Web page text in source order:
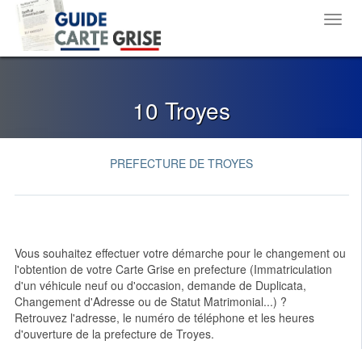
10 Troyes
PREFECTURE DE TROYES
Vous souhaitez effectuer votre démarche pour le changement ou
l'obtention de votre Carte Grise en prefecture (Immatriculation
d'un véhicule neuf ou d'occasion, demande de Duplicata,
Changement d'Adresse ou de Statut Matrimonial...) ?
Retrouvez l'adresse, le numéro de téléphone et les heures
d'ouverture de la prefecture de Troyes.